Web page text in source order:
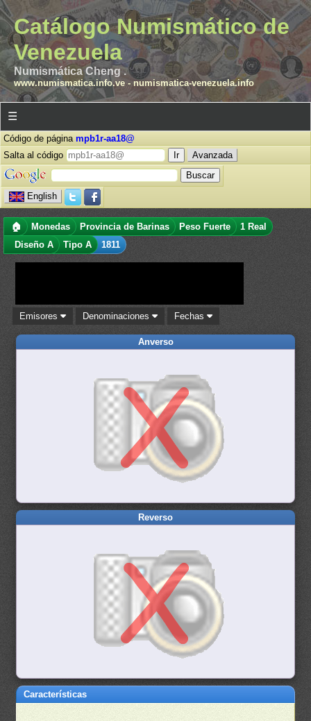
Catálogo Numismático de
Venezuela
Numismática Cheng .
www.numismatica.info.ve- numismatica-venezuela.info
☰
Código de página mpb1r-aa18@
Salta al código
Avanzada
English
🏠 Monedas Provincia de Barinas Peso Fuerte
1 Real
Diseño A
Tipo A 1811
Emisores Denominaciones Fechas
Anverso
Reverso
Características